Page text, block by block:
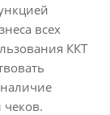
всех
ККТ